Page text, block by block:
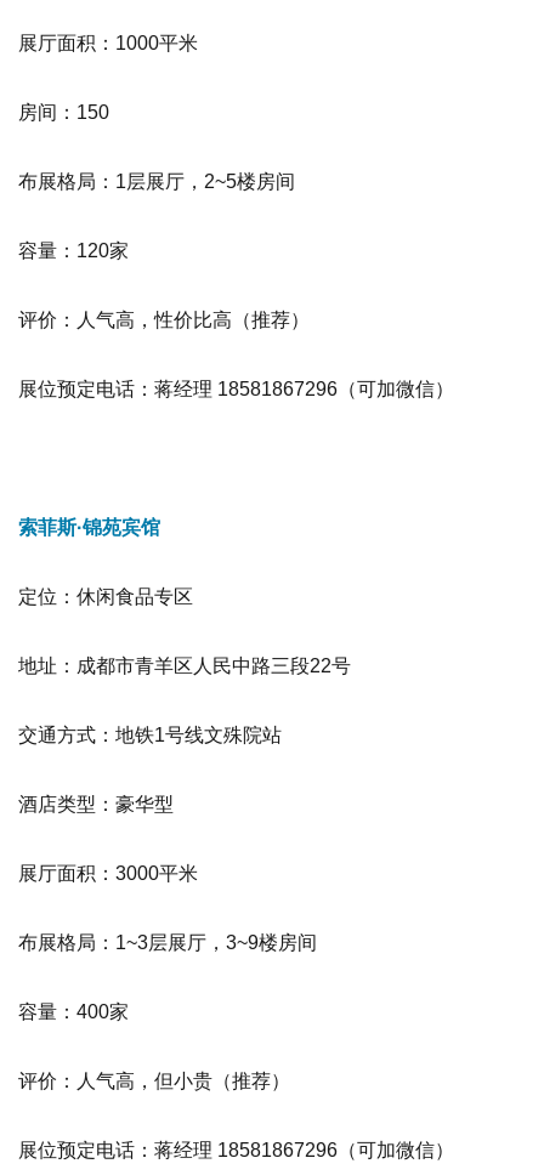
展厅面积：1000平米
房间：150
布展格局：1层展厅，2~5楼房间
容量：120家
评价：人气高，性价比高 （推荐）
展位预定电话：蒋经理 18581867296（可加微信）
索菲斯·锦苑宾馆
定位：休闲食品专区
地址：成都市青羊区人民中路三段22号
交通方式：地铁1号线文殊院站
酒店类型：豪华型
展厅面积：3000平米
布展格局：1~3层展厅，3~9楼房间
容量：400家
评价：人气高，但小贵 （推荐）
展位预定电话：蒋经理 18581867296（可加微信）